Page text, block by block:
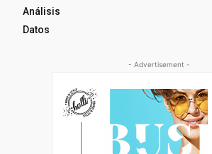
Análisis
Datos
- Advertisement -